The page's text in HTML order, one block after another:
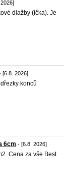
dlažby (íčka). Je
[6.8. 2026]
konců
6cm - [6.8. 2026]
Cena za vše Best